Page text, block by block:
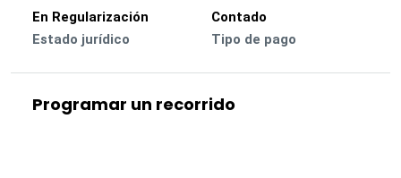
En Regularización
Estado jurídico
Contado
Tipo de pago
Programar un recorrido